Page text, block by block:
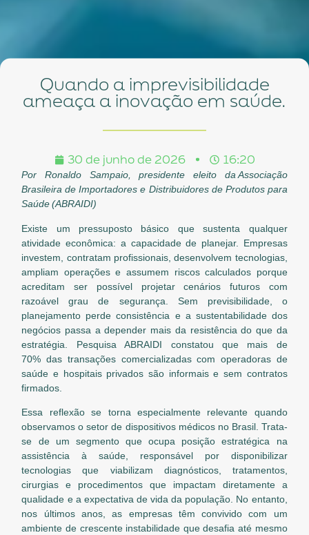
Quando a imprevisibilidade
ameaça a inovação em saúde.
30 de junho de 2026 16:20
Por Ronaldo Sampaio, presidente eleito daAssociação
Brasileira de Importadores e Distribuidores de Produtos para
Saúde(ABRAIDI)
Existe um pressuposto básico que sustenta qualquer
atividade econômica: a capacidade de planejar. Empresas
investem, contratam profissionais, desenvolvem tecnologias,
ampliam operações e assumem riscos calculados porque
acreditam ser possível projetar cenários futuros com
razoável grau de segurança. Sem previsibilidade, o
planejamento perde consistência e a sustentabilidade dos
negócios passa a depender mais da resistência do que da
estratégia. Pesquisa ABRAIDI constatou que mais de
70% das transações comercializadas com operadoras de
saúde e hospitais privados são informais e sem contratos
firmados.
Essa reflexão se torna especialmente relevante quando
observamos o setor de dispositivos médicos no Brasil. Trata-
se de um segmento que ocupa posição estratégica na
assistência à saúde, responsável por disponibilizar
tecnologias que viabilizam diagnósticos, tratamentos,
cirurgias e procedimentos que impactam diretamente a
qualidade e a expectativa de vida da população. No entanto,
nos últimos anos, as empresas têm convivido com um
ambiente de crescente instabilidade que desafia até mesmo